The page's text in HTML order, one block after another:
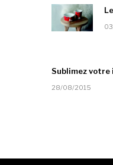
Sublimez
28/08/2015